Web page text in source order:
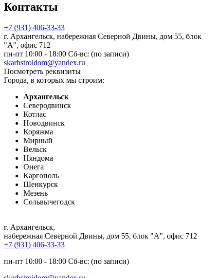
Контакты
+7 (931) 406-33-33
г. Архангельск, набережная Северной Двины, дом 55, блок
"А", офис 712
пн-пт 10:00 - 18:00 Сб-вс: (по записи)
skarhstroidom@yandex.ru
Посмотреть реквизиты
Города, в которых мы строим:
Архангельск
Северодвинск
Котлас
Новодвинск
Коряжма
Мирный
Вельск
Няндома
Онега
Каргополь
Шенкурск
Мезень
Сольвычегодск
г. Архангельск,
набережная Северной Двины, дом 55, блок "А", офис 712
+7 (931) 406-33-33
пн-пт 10:00 - 18:00 Сб-вс: (по записи)